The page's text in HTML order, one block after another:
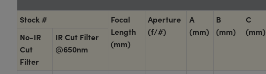
Stock #
Focal
Length
(mm)
Aperture
(f/#)
A
(mm)
B
(mm)
C
(mm)
No-IR
Cut
Filter
IR Cut Filter
@650nm